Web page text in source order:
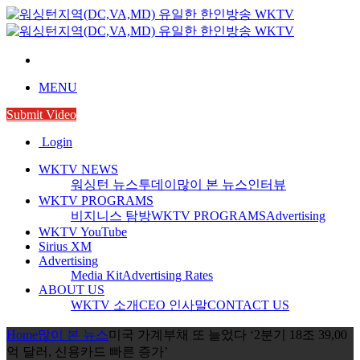
MENU
Submit Video
Login
WKTV NEWS
워싱턴 뉴스투데이 많이 본 뉴스인터뷰
WKTV PROGRAMS
비지니스 탐방WKTV PROGRAMSAdvertising
WKTV YouTube
Sirius XM
Advertising
Media KitAdvertising Rates
ABOUT US
WKTV 소개CEO 인사말CONTACT US
Home많이 본 뉴스미국 가계부채 또 늘었다 ‘2분기 18조 39,00
억 달러, 신용카드 빠른 증가’